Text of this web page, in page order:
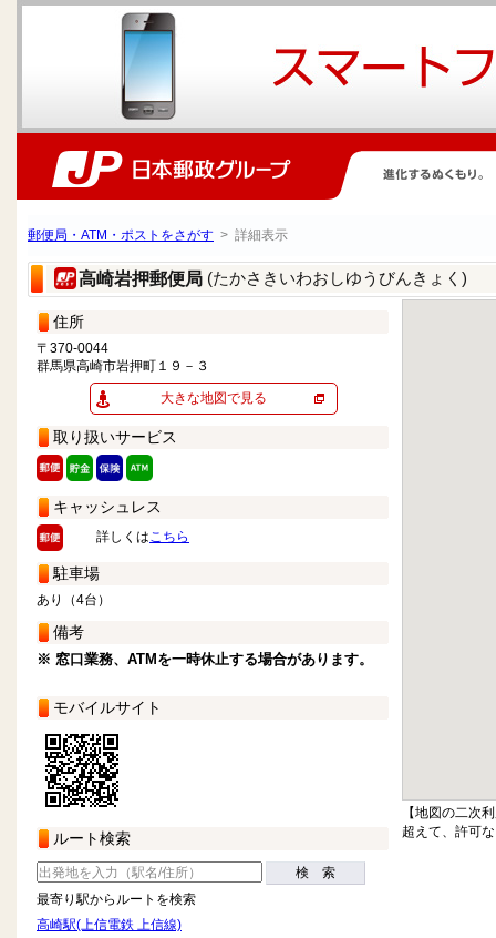
郵便局・ATM・ポストをさがす > 詳細表示
高崎岩押郵便局 (たかさきいわおしゆうびんきょく)
住所
〒370-0044
群馬県高崎市岩押町１９－３
大きな地図で見る
取り扱いサービス
キャッシュレス
詳しくはこちら
駐車場
あり（4台）
備考
※ 窓口業務、ATMを一時休止する場合があります。
モバイルサイト
ルート検索
検 索
最寄り駅からルートを検索
高崎駅(上信電鉄 上信線)
【地図の二次
超えて、許可